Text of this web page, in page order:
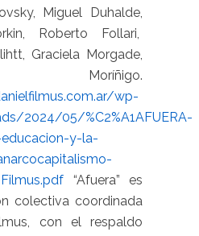
Miguel Duhalde,
Roberto Follari,
Graciela Morgade,
Moríñigo.
wp-
2024/05/%C2%A1AFUERA-
y-la-
“Afuera” es
colectiva coordinada
con el respaldo